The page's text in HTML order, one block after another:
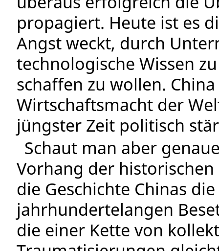
propagiert. Heute ist es
Angst weckt, durch
technologische Wissen
schaffen zu wollen.
Wirtschaftsmacht der
jüngster Zeit politisch
Schaut man aber
Vorhang der
die Geschichte Chinas
jahrhundertelangen
die einer Kette von